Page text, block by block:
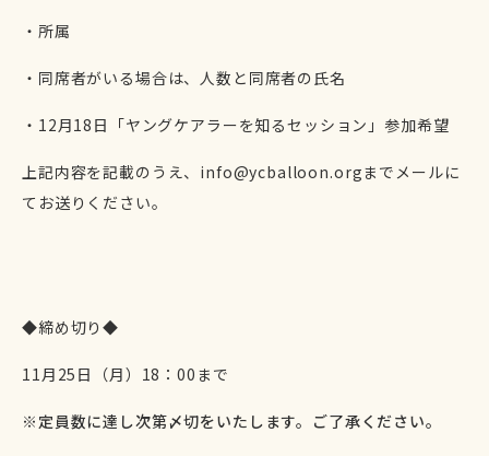
・所属
・同席者がいる場合は、人数と同席者の氏名
・12月18日「ヤングケアラーを知るセッション」参加希望
上記内容を記載のうえ、info@ycballoon.orgまでメールに
てお送りください。
◆締め切り◆
11月25日（月）18：00まで
※定員数に達し次第〆切をいたします。ご了承ください。